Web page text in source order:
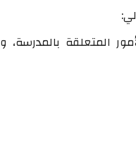
المتعلقة بالمدرسة، و